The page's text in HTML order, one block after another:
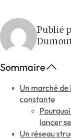
Publié
Sommaire
Un marché
constante
lancer
Un réseau